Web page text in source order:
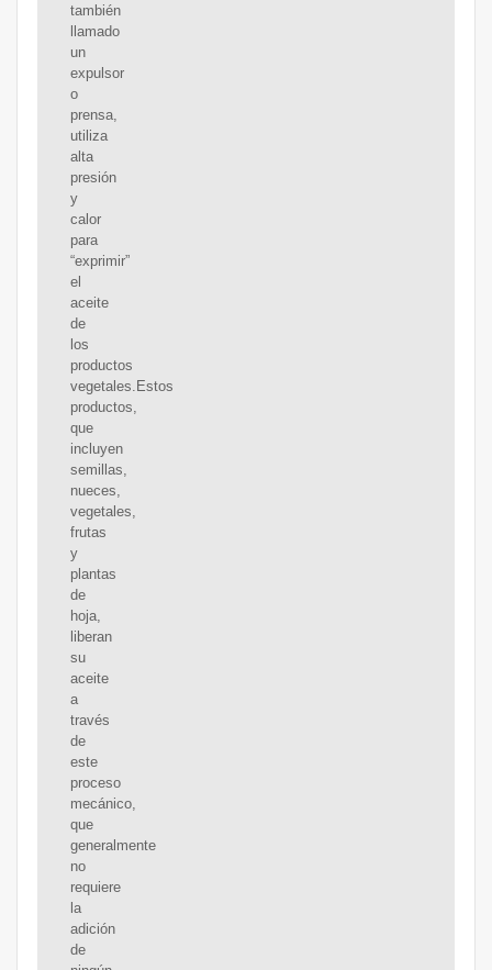
también
llamado
un
expulsor
o
prensa,
utiliza
alta
presión
y
calor
para
“exprimir”
el
aceite
de
los
productos
vegetales.Estos
productos,
que
incluyen
semillas,
nueces,
vegetales,
frutas
y
plantas
de
hoja,
liberan
su
aceite
a
través
de
este
proceso
mecánico,
que
generalmente
no
requiere
la
adición
de